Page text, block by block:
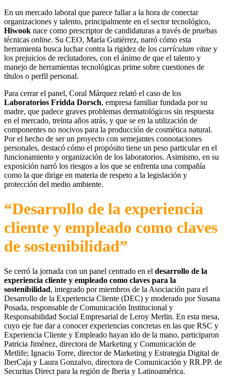
En un mercado laboral que parece fallar a la hora de conectar
organizaciones y talento, principalmente en el sector tecnológico,
Hiwook nace como prescriptor de candidaturas a través de pruebas
técnicas online. Su CEO, María Gutiérrez, narró cómo esta
herramienta busca luchar contra la rigidez de los currículum vitae y
los prejuicios de reclutadores, con el ánimo de que el talento y
manejo de herramientas tecnológicas prime sobre cuestiones de
títulos o perfil personal.
Para cerrar el panel, Coral Márquez relató el caso de los
Laboratorios Fridda Dorsch, empresa familiar fundada por su
madre, que padece graves problemas dermatológicos sin respuesta
en el mercado, treinta años atrás, y que se en la utilización de
componentes no nocivos para la producción de cosmética natural.
Por el hecho de ser un proyecto con semejantes connotaciones
personales, destacó cómo el propósito tiene un peso particular en el
funcionamiento y organización de los laboratorios. Asimismo, en su
exposición narró los riesgos a los que se enfrenta una compañía
como la que dirige en materia de respeto a la legislación y
protección del medio ambiente.
“Desarrollo de la experiencia
cliente y empleado como claves
de sostenibilidad”
Se cerró la jornada con un panel centrado en el desarrollo de la
experiencia cliente y empleado como claves para la
sostenibilidad, integrado por miembros de la Asociación para el
Desarrollo de la Experiencia Cliente (DEC) y moderado por Susana
Posada, responsable de Comunicación Institucional y
Responsabilidad Social Empresarial de Leroy Merlin. En esta mesa,
cuyo eje fue dar a conocer experiencias concretas en las que RSC y
Experiencia Cliente y Empleado hayan ido de la mano, participaron
Patricia Jiménez, directora de Marketing y Comunicación de
Metlife; Ignacio Torre, director de Marketing y Estrategia Digital de
IberCaja y Laura Gonzalvo, directora de Comunicación y RR.PP. de
Securitas Direct para la región de Iberia y Latinoamérica.